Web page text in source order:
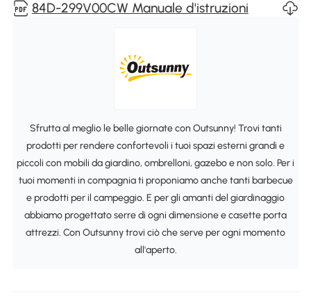
84D-299V00CW Manuale d'istruzioni
Sfrutta al meglio le belle giornate con Outsunny! Trovi tanti
prodotti per rendere confortevoli i tuoi spazi esterni grandi e
piccoli con mobili da giardino, ombrelloni, gazebo e non solo. Per i
tuoi momenti in compagnia ti proponiamo anche tanti barbecue
e prodotti per il campeggio. E per gli amanti del giardinaggio
abbiamo progettato serre di ogni dimensione e casette porta
attrezzi. Con Outsunny trovi ciò che serve per ogni momento
all'aperto.